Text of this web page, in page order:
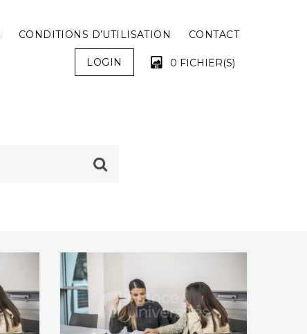
CONDITIONS D’UTILISATION CONTACT
LOGIN 0 FICHIER(S)